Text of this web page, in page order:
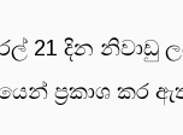
දින නිවාඩු
ප‍්‍රකාශ කර